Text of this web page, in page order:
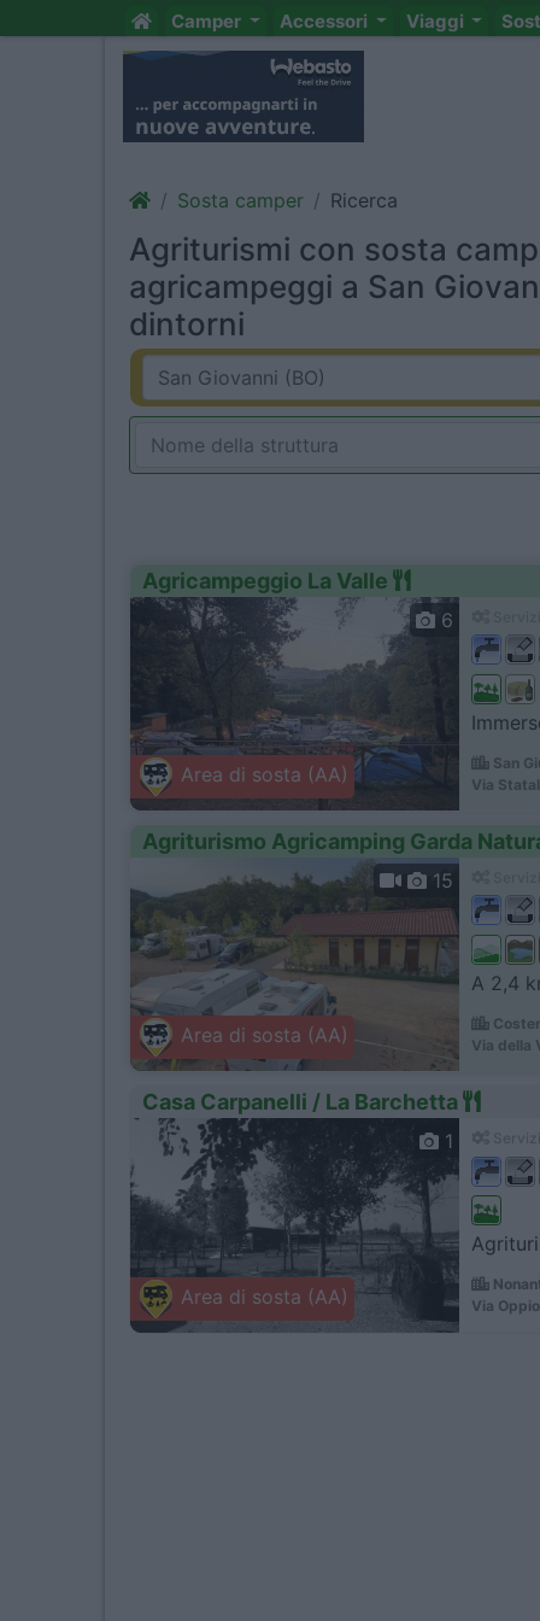
Camper Accessori Viaggi
Sosta camper Ricerca
Agriturismi con sosta
agricampeggi a San
dintorni
Agricampeggio La Valle
Area di sosta (AA)
6
San
Via
Agriturismo Agricamping Garda
Area di sosta (AA)
15
A 2,4
Via della
Casa Carpanelli / La Barchetta
Area di sosta (AA)
1
Via